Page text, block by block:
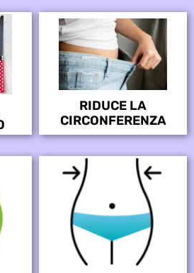
RIDUCE LA
CIRCONFERENZA